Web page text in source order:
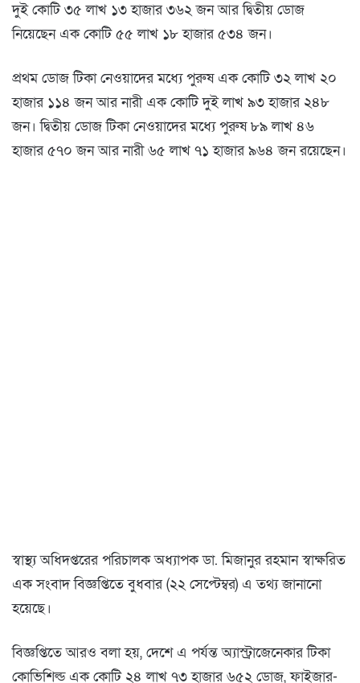
দুই কোটি ৩৫ লাখ ১৩ হাজার ৩৬২ জন আর দ্বিতীয় ডোজ
নিয়েছেন এক কোটি ৫৫ লাখ ১৮ হাজার ৫৩৪ জন।
প্রথম ডোজ টিকা নেওয়াদের মধ্যে পুরুষ এক কোটি ৩২ লাখ ২০
হাজার ১১৪ জন আর নারী এক কোটি দুই লাখ ৯৩ হাজার ২৪৮
জন। দ্বিতীয় ডোজ টিকা নেওয়াদের মধ্যে পুরুষ ৮৯ লাখ ৪৬
হাজার ৫৭০ জন আর নারী ৬৫ লাখ ৭১ হাজার ৯৬৪ জন রয়েছেন।
স্বাস্থ্য অধিদপ্তরের পরিচালক অধ্যাপক ডা. মিজানুর রহমান স্বাক্ষরিত
এক সংবাদ বিজ্ঞপ্তিতে বুধবার (২২ সেপ্টেম্বর) এ তথ্য জানানো
হয়েছে।
বিজ্ঞপ্তিতে আরও বলা হয়, দেশে এ পর্যন্ত অ্যাস্ট্রাজেনেকার টিকা
কোভিশিল্ড এক কোটি ২৪ লাখ ৭৩ হাজার ৬৫২ ডোজ, ফাইজার-